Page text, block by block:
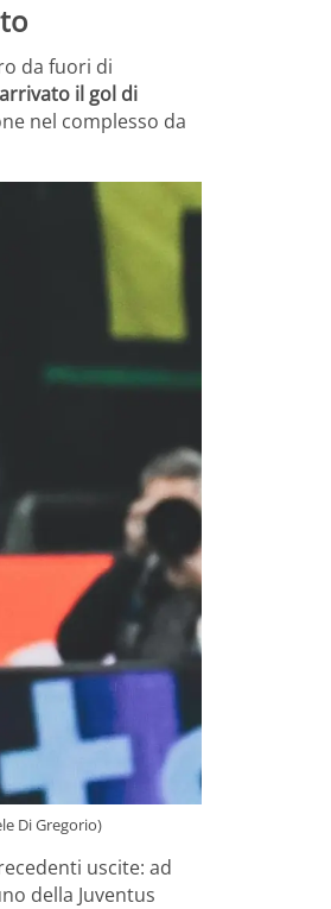
da fuori di
il gol di
nel complesso da
Di Gregorio)
uscite: ad
della Juventus